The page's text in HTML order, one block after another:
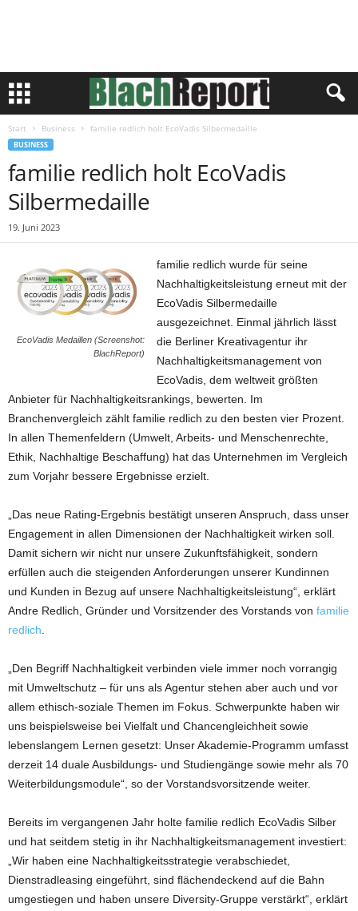
Start Business familie redlich holt EcoVadis Silbermedaille
BUSINESS
familie redlich holt EcoVadis
Silbermedaille
19. Juni 2023
EcoVadis Medaillen (Screenshot:
BlachReport)
familie redlich wurde für seine
Nachhaltigkeitsleistung erneut mit der
EcoVadis Silbermedaille
ausgezeichnet. Einmal jährlich lässt
die Berliner Kreativagentur ihr
Nachhaltigkeitsmanagement von
EcoVadis, dem weltweit größten
Anbieter für Nachhaltigkeitsrankings, bewerten. Im
Branchenvergleich zählt familie redlich zu den besten vier Prozent.
In allen Themenfeldern (Umwelt, Arbeits- und Menschenrechte,
Ethik, Nachhaltige Beschaffung) hat das Unternehmen im Vergleich
zum Vorjahr bessere Ergebnisse erzielt.
„Das neue Rating-Ergebnis bestätigt unseren Anspruch, dass unser
Engagement in allen Dimensionen der Nachhaltigkeit wirken soll.
Damit sichern wir nicht nur unsere Zukunftsfähigkeit, sondern
erfüllen auch die steigenden Anforderungen unserer Kundinnen
und Kunden in Bezug auf unsere Nachhaltigkeitsleistung“, erklärt
Andre Redlich, Gründer und Vorsitzender des Vorstands von familie
redlich
„Den Begriff Nachhaltigkeit verbinden viele immer noch vorrangig
mit Umweltschutz – für uns als Agentur stehen aber auch und vor
allem ethisch-soziale Themen im Fokus. Schwerpunkte haben wir
uns beispielsweise bei Vielfalt und Chancengleichheit sowie
lebenslangem Lernen gesetzt: Unser Akademie-Programm umfasst
derzeit 14 duale Ausbildungs- und Studiengänge sowie mehr als 70
Weiterbildungsmodule“, so der Vorstandsvorsitzende weiter.
Bereits im vergangenen Jahr holte familie redlich EcoVadis Silber
und hat seitdem stetig in ihr Nachhaltigkeitsmanagement investiert:
„Wir haben eine Nachhaltigkeitsstrategie verabschiedet,
Dienstradleasing eingeführt, sind flächendeckend auf die Bahn
umgestiegen und haben unsere Diversity-Gruppe verstärkt“, erklärt